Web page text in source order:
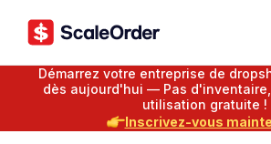
Démarrez votre entreprise de
dès aujourd'hui — Pas d'inventaire,
utilisation gratuite !
Inscrivez-vous